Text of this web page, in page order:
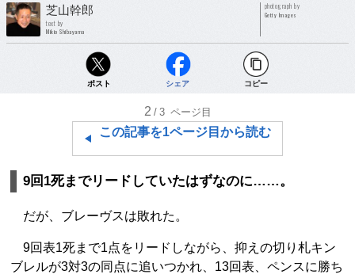
芝山幹郎
text by
Mikio Shibayama
photograph by
Getty Images
ポスト シェア コピー
2 /3 ページ目
この記事を1ページ目から読む
9回1死までリードしていたはずなのに……。
だが、ブレーヴスは敗れた。
9回表1死まで1点をリードしながら、抑えの切り札キン
ブレルが3対3の同点に追いつかれ、13回表、ペンスに勝ち